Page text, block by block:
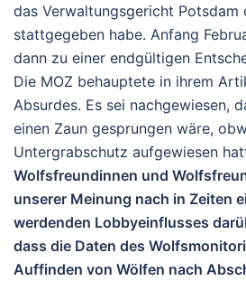
das Verwaltungsgericht Potsdam
stattgegeben habe. Anfang
dann zu einer endgültigen
Die MOZ behauptete in ihrem
Absurdes. Es sei nachgewiesen,
einen Zaun gesprungen wäre,
Untergrabschutz aufgewiesen
Wolfsfreundinnen und
unserer Meinung nach in Zeiten
werdenden Lobbyeinflusses
dass die Daten des
Auffinden von Wölfen nach